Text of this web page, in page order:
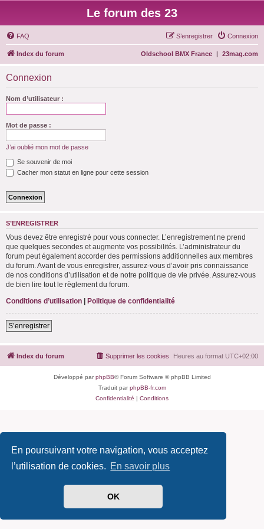
En poursuivant votre navigation, vous acceptez
l’utilisation de cookies. En savoir plus
OK
Le forum des 23
FAQ Connexion
S’enregistrer
Index du forum 23mag.com
|
Oldschool BMX France
Connexion
Nom d’utilisateur :
Mot de passe :
J’ai oublié mon mot de passe
Se souvenir de moi
Cacher mon statut en ligne pour cette session
S’ENREGISTRER
Vous devez être enregistré pour vous connecter. L’enregistrement ne prend
que quelques secondes et augmente vos possibilités. L’administrateur du
forum peut également accorder des permissions additionnelles aux membres
du forum. Avant de vous enregistrer, assurez-vous d’avoir pris connaissance
de nos conditions d’utilisation et de notre politique de vie privée. Assurez-vous
de bien lire tout le règlement du forum.
Conditions d’utilisation | Politique de confidentialité
S’enregistrer
Index du forum Heures au format UTC+02:00
Supprimer les cookies
Développé parphpBB® Forum Software © phpBB Limited
Traduit parphpBB-fr.com
Confidentialité | Conditions